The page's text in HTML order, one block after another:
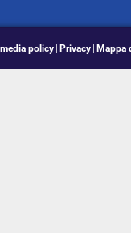
policy Privacy Mappa